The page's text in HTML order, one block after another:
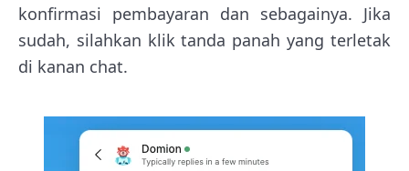
konfirmasi pembayaran dan sebagainya. Jika
sudah, silahkan klik tanda panah yang terletak
di kanan chat.